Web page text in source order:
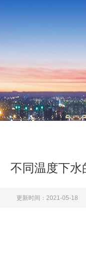
不同温度下水
更新时间：2021-05-18